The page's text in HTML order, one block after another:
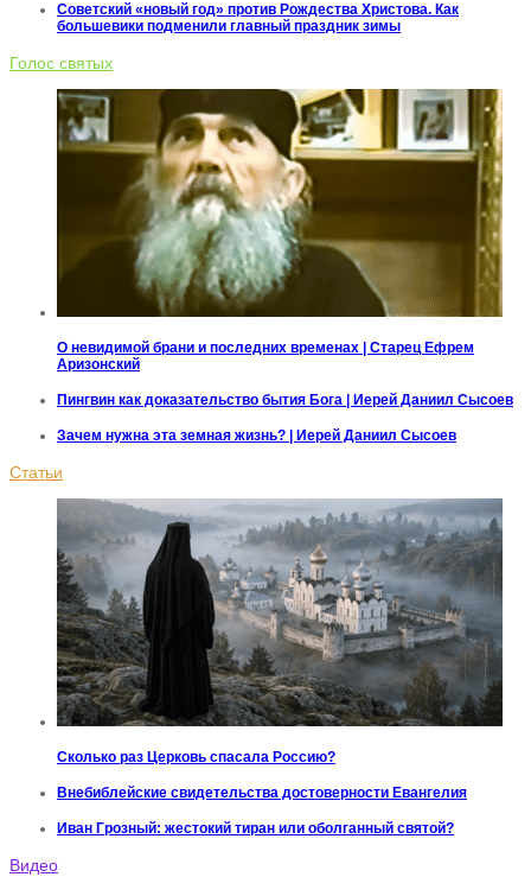
Советский «новый год» против Рождества Христова. Как
большевики подменили главный праздник зимы
Голос святых
О невидимой брани и последних временах | Старец Ефрем
Аризонский
Пингвин как доказательство бытия Бога | Иерей Даниил Сысоев
Зачем нужна эта земная жизнь? | Иерей Даниил Сысоев
Статьи
Сколько раз Церковь спасала Россию?
Внебиблейские свидетельства достоверности Евангелия
Иван Грозный: жестокий тиран или оболганный святой?
Видео